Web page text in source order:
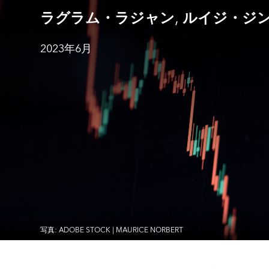
ラグラム・ラジャン,ルイジ・ジ
2023年6月
写真: ADOBE STOCK | MAURICE NORBERT